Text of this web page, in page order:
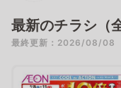
最新のチラシ（
最終更新：2026/08/08